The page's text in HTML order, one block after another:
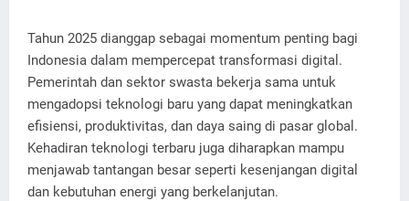
Tahun 2025 dianggap sebagai momentum penting bagi
Indonesia dalam mempercepat transformasi digital.
Pemerintah dan sektor swasta bekerja sama untuk
mengadopsi teknologi baru yang dapat meningkatkan
efisiensi, produktivitas, dan daya saing di pasar global.
Kehadiran teknologi terbaru juga diharapkan mampu
menjawab tantangan besar seperti kesenjangan digital
dan kebutuhan energi yang berkelanjutan.